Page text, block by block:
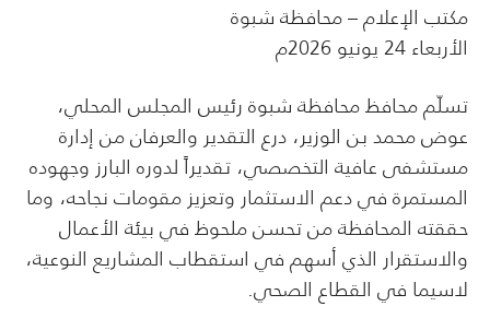
مكتب الإعلام – محافظة شبوة
الأربعاء 24 يونيو 2026م
تسلّم محافظ محافظة شبوة رئيس المجلس المحلي،
عوض محمد بن الوزير، درع التقدير والعرفان من إدارة
مستشفى عافية التخصصي، تقديراً لدوره البارز وجهوده
المستمرة في دعم الاستثمار وتعزيز مقومات نجاحه، وما
حققته المحافظة من تحسن ملحوظ في بيئة الأعمال
والاستقرار الذي أسهم في استقطاب المشاريع النوعية،
لاسيما في القطاع الصحي.